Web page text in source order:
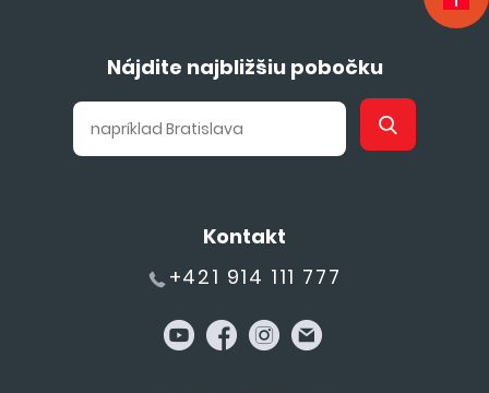
Nájdite najbližšiu pobočku
Kontakt
+421 914 111 777